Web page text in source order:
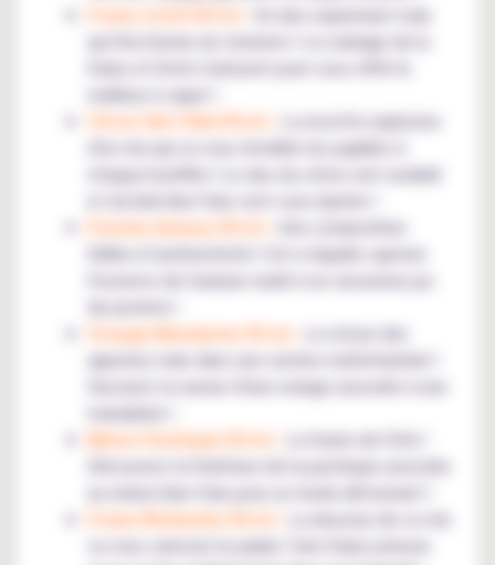
Fraise Litchi 50 ml :
Un duo surprenant mais
qui fonctionne du tonnerre ! Le mariage de la
meilleur à vaper !
Citron Vert Kiwi 50 ml :
La recette explosive
d'un mix qui va vous réveiller les papilles à
chaque bouffée ! Le duo du citron vert acidulé
Pomme Ananas 50 ml :
Une composition
fidèle à l'authenticité ! Cet e-liquide capture
Orange Mandarine 50 ml :
Le retour des
agrumes mais dans une version multivitaminé !
Savourez la saveur d'une orange associée à une
Melon Pastèque 50 ml :
La fusion de l'été !
Découvrez la fraîcheur de la pastèque associée
Fraise Rhubarbe 50 ml :
va vous caresser le palais ! Une fraise juteuse